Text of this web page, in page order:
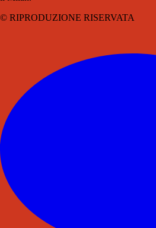
© RIPRODUZIONE RISERVATA